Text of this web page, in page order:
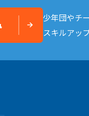
少年団やチ
スキルアッ